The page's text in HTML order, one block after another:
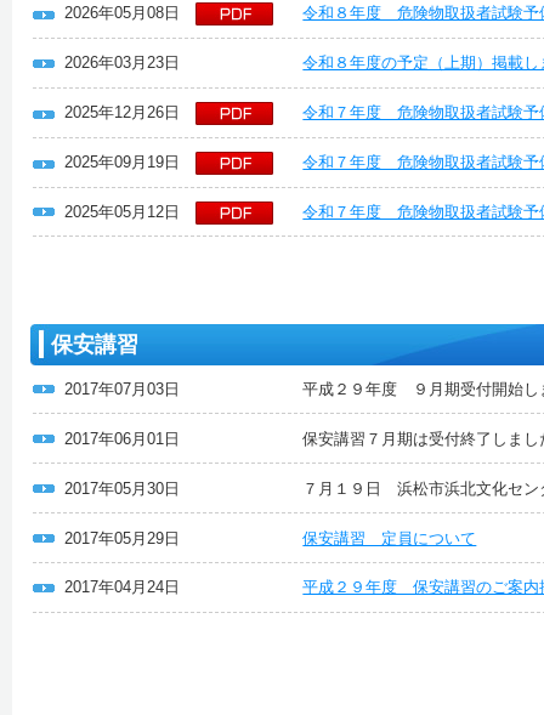
2026年05月08日 令和８年度 危険物取扱者試験
2026年03月23日 令和８年度の予定（上期）掲載し
2025年12月26日 令和７年度 危険物取扱者試験
2025年09月19日 令和７年度 危険物取扱者試験
2025年05月12日 令和７年度 危険物取扱者試験
保安講習
2017年07月03日 平成２９年度 ９月期受付開始し
2017年06月01日 保安講習７月期は受付終了しまし
2017年05月30日 ７月１９日 浜松市浜北文化セ
2017年05月29日 保安講習 定員について
2017年04月24日 平成２９年度 保安講習のご案内